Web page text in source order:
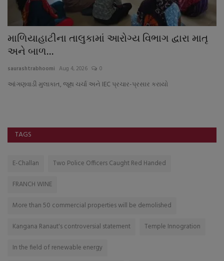
માળિયાહાટીના તાલુકામાં આરોગ્ય વિભાગ દ્વારા માતૃ
અને બાળ...
saurashtrabhoomi Aug 4, 2026 0
આંગણવાડી મુલાકાત, જૂથ ચર્ચા અને IEC પ્રચાર-પ્રસાર કરાયો
TAGS
E-Challan
Two Police Officers Caught Red Handed
FRANCH WINE
More than 50 commercial properties will be demolished
Kangana Ranaut's controversial statement
Temple Innogration
In the field of renewable energy